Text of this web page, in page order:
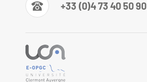
+33 (0)4 73 40 50 90